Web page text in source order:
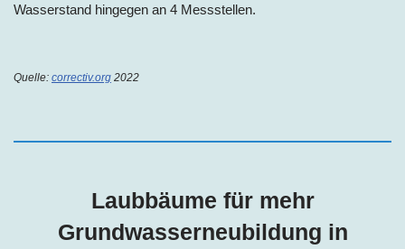
Wasserstand hingegen an 4 Messstellen.
Quelle: correctiv.org 2022
Laubbäume für mehr
Grundwasserneubildung in